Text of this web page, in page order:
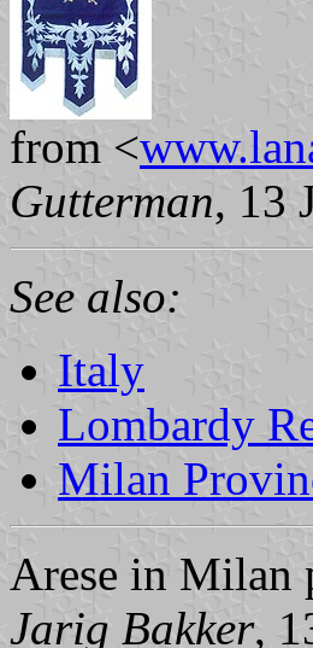
from <
Gutterman, 13
See also:
Italy
Lombardy
Milan
Arese in Milan
Jarig Bakker,